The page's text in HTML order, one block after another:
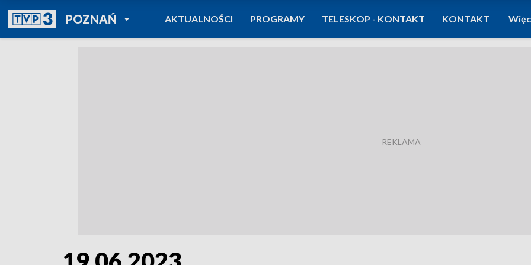
POZNAŃPOWRÓT DO
TVP REGIONY
AKTUALNOŚCI PROGRAMY TELESKOP - KONTAKT KONTAKT